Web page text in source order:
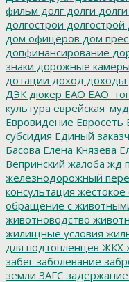
фильм долг долги
долгострои долгострой
дом офицеров дом
допфинансирование
знаки дорожные камеры
дотации доход доходы
ДЭК дюкер ЕАО
культура
Евровидение Евросеть
субсидия Единый
Басова Елена Князева
Вепринский жалоба жд
железнодорожный
консультация
обращение с
животноводство
жилищные условия
для подтопленцев ЖКХ
забег заболевание
земли ЗАГС задержание